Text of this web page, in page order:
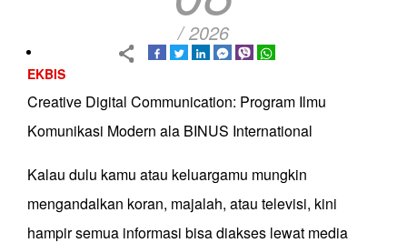
/ 2026
EKBIS
Creative Digital Communication: Program Ilmu
Komunikasi Modern ala BINUS International
Kalau dulu kamu atau keluargamu mungkin
mengandalkan koran, majalah, atau televisi, kini
hampir semua informasi bisa diakses lewat media